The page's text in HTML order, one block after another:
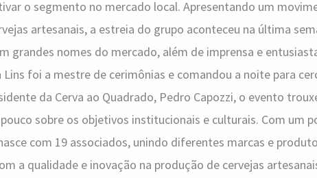
o segmento no mercado local. Apresentando um
artesanais, a estreia do grupo aconteceu na última
grandes nomes do mercado, além de imprensa e
foi a mestre de cerimônias e comandou a noite para
da Cerva ao Quadrado, Pedro Capozzi, o evento
sobre os objetivos institucionais e culturais. Com um
com 19 associados, unindo diferentes marcas e
a qualidade e inovação na produção de cervejas